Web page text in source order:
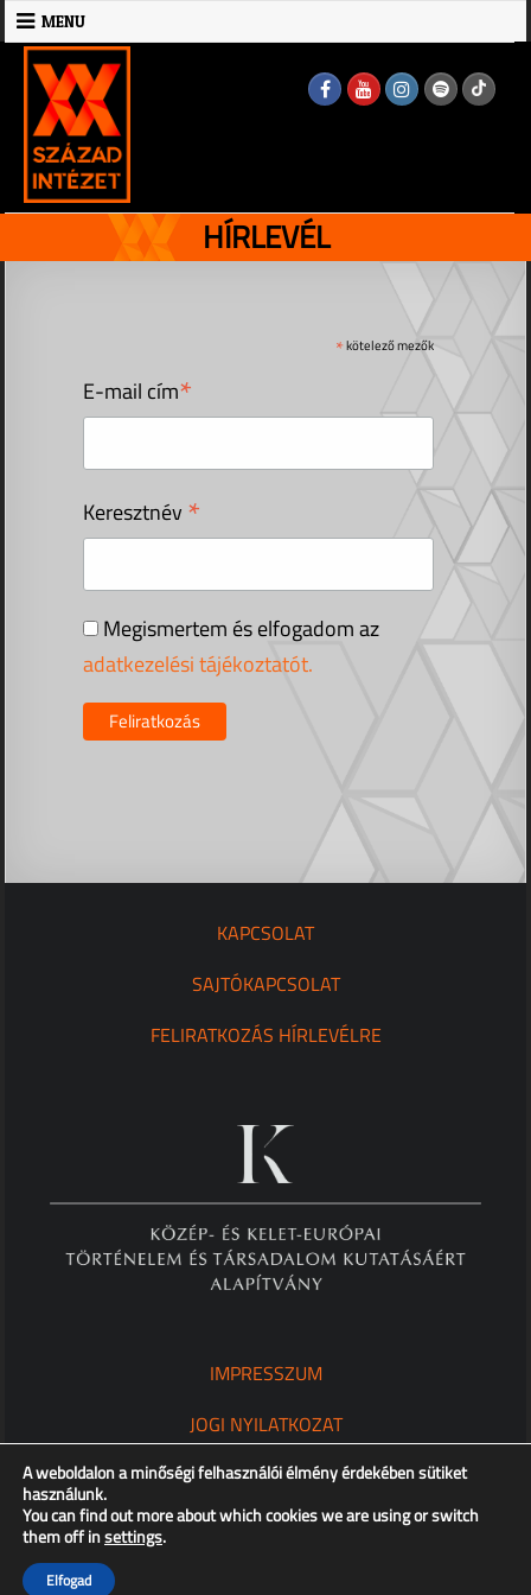
Skip
to
content
MENU
HÍRLEVÉL
*kötelező mezők
E-mail cím*
Keresztnév *
Megismertem és elfogadom az
adatkezelési tájékoztatót.
KAPCSOLAT
SAJTÓKAPCSOLAT
FELIRATKOZÁS HÍRLEVÉLRE
IMPRESSZUM
JOGI NYILATKOZAT
ADATKEZELÉSI TÁJÉKOZTATÓ
Copyright © XX. Század Intézet – Minden jog fenntartva!
A weboldalon a minőségi felhasználói élmény érdekében sütiket
használunk.
You can find out more about which cookies we are using or switch
them off insettings.
Elfogad